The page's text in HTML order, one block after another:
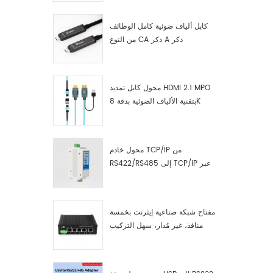
كابل ألياف ضوئية كامل الوظائف
من النوع CA ذكر A ذكر
محول كابل تمديد HDMI 2.1 MPO
بتقنية الألياف الضوئية بدقة 8K
محول خادم TCP/IP من
RS422/RS485 إلى TCP/IP عبر
مفتاح شبكة صناعية إيثرنت بخمسة
منافذ، غير مُدار، سهل التركيب